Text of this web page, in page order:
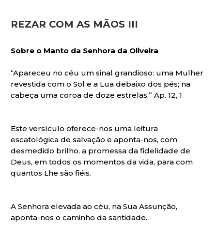
REZAR COM AS MÃOS III
Sobre o Manto da Senhora da Oliveira
“Apareceu no céu um sinal grandioso: uma Mulher
revestida com o Sol e a Lua debaixo dos pés; na
cabeça uma coroa de doze estrelas.” Ap. 12, 1
Este versículo oferece-nos uma leitura
escatológica de salvação e aponta-nos, com
desmedido brilho, a promessa da fidelidade de
Deus, em todos os momentos da vida, para com
quantos Lhe são fiéis.
A Senhora elevada ao céu, na Sua Assunção,
aponta-nos o caminho da santidade.